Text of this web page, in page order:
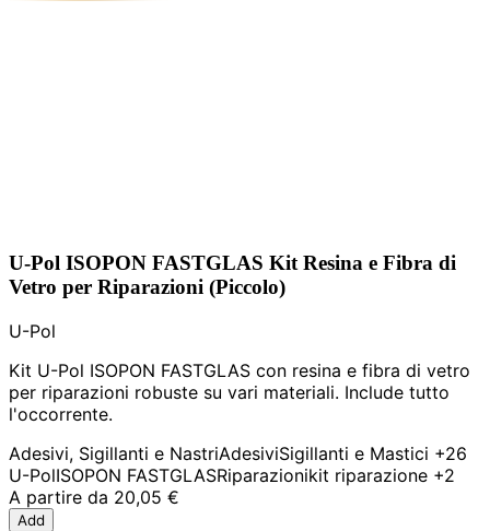
U-Pol ISOPON FASTGLAS Kit Resina e Fibra di
Vetro per Riparazioni (Piccolo)
U-Pol
Kit U-Pol ISOPON FASTGLAS con resina e fibra di vetro
per riparazioni robuste su vari materiali. Include tutto
l'occorrente.
Adesivi, Sigillanti e NastriAdesiviSigillanti e Mastici +26
U-PolISOPON FASTGLASRiparazionikit riparazione +2
A partire da 20,05 €
Add